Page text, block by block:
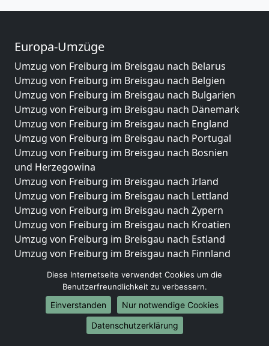
Europa-Umzüge
Umzug von Freiburg im Breisgau nach Belarus
Umzug von Freiburg im Breisgau nach Belgien
Umzug von Freiburg im Breisgau nach Bulgarien
Umzug von Freiburg im Breisgau nach Dänemark
Umzug von Freiburg im Breisgau nach England
Umzug von Freiburg im Breisgau nach Portugal
Umzug von Freiburg im Breisgau nach Bosnien
und Herzegowina
Umzug von Freiburg im Breisgau nach Irland
Umzug von Freiburg im Breisgau nach Lettland
Umzug von Freiburg im Breisgau nach Zypern
Umzug von Freiburg im Breisgau nach Kroatien
Umzug von Freiburg im Breisgau nach Estland
Umzug von Freiburg im Breisgau nach Finnland
Umzug von Freiburg im Breisgau nach Griechenland
Umzug von Freiburg im Breisgau nach Italien
Umzug von Freiburg im Breisgau nach Liechtenstein
Umzug von Freiburg im Breisgau nach Luxemburg
Diese Internetseite verwendet Cookies um die
Benutzerfreundlichkeit zu verbessern.
Einverstanden
Nur notwendige Cookies
Datenschutzerklärung